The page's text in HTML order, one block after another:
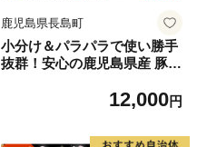
鹿児島県長島町
小分け＆パラパラで使い勝手
抜群！安心の鹿児島県産 豚肉
5P) 訳あり 小間切れ 小分け
12,000円